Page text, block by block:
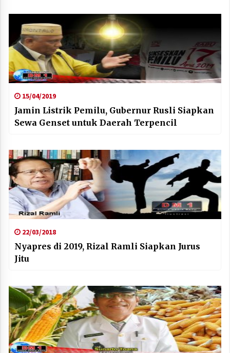
15/04/2019
Jamin Listrik Pemilu, Gubernur Rusli Siapkan
Sewa Genset untuk Daerah Terpencil
22/03/2018
Nyapres di 2019, Rizal Ramli Siapkan Jurus
Jitu